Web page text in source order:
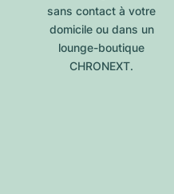
sans contact à votre
domicile ou dans un
lounge-boutique
CHRONEXT.